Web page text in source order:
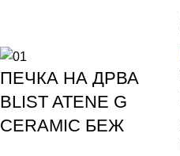
ПЕЧКА НА ДРВА
BLIST ATENE G
CERAMIC БЕЖ